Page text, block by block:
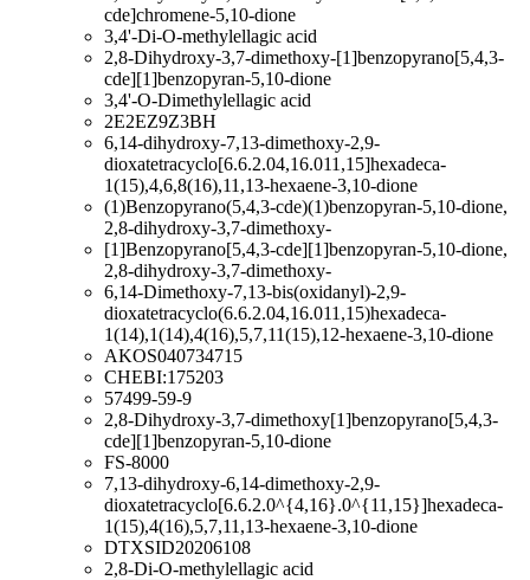
cde]chromene-5,10-dione
3,4'-Di-O-methylellagic acid
2,8-Dihydroxy-3,7-dimethoxy-[1]benzopyrano[5,4,3-
cde][1]benzopyran-5,10-dione
3,4'-O-Dimethylellagic acid
2E2EZ9Z3BH
6,14-dihydroxy-7,13-dimethoxy-2,9-
dioxatetracyclo[6.6.2.04,16.011,15]hexadeca-
1(15),4,6,8(16),11,13-hexaene-3,10-dione
(1)Benzopyrano(5,4,3-cde)(1)benzopyran-5,10-dione,
2,8-dihydroxy-3,7-dimethoxy-
[1]Benzopyrano[5,4,3-cde][1]benzopyran-5,10-dione,
2,8-dihydroxy-3,7-dimethoxy-
6,14-Dimethoxy-7,13-bis(oxidanyl)-2,9-
dioxatetracyclo(6.6.2.04,16.011,15)hexadeca-
1(14),1(14),4(16),5,7,11(15),12-hexaene-3,10-dione
AKOS040734715
CHEBI:175203
57499-59-9
2,8-Dihydroxy-3,7-dimethoxy[1]benzopyrano[5,4,3-
cde][1]benzopyran-5,10-dione
FS-8000
7,13-dihydroxy-6,14-dimethoxy-2,9-
dioxatetracyclo[6.6.2.0^{4,16}.0^{11,15}]hexadeca-
1(15),4(16),5,7,11,13-hexaene-3,10-dione
DTXSID20206108
2,8-Di-O-methylellagic acid